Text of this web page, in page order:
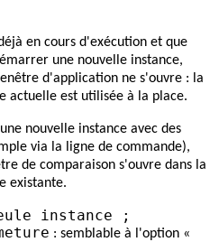
en cours d'exécution et que
une nouvelle instance,
d'application ne s'ouvre : la
actuelle est utilisée à la place.
nouvelle instance avec des
via la ligne de commande),
de comparaison s'ouvre dans la
existante.
instance ;
: semblable à l'option «